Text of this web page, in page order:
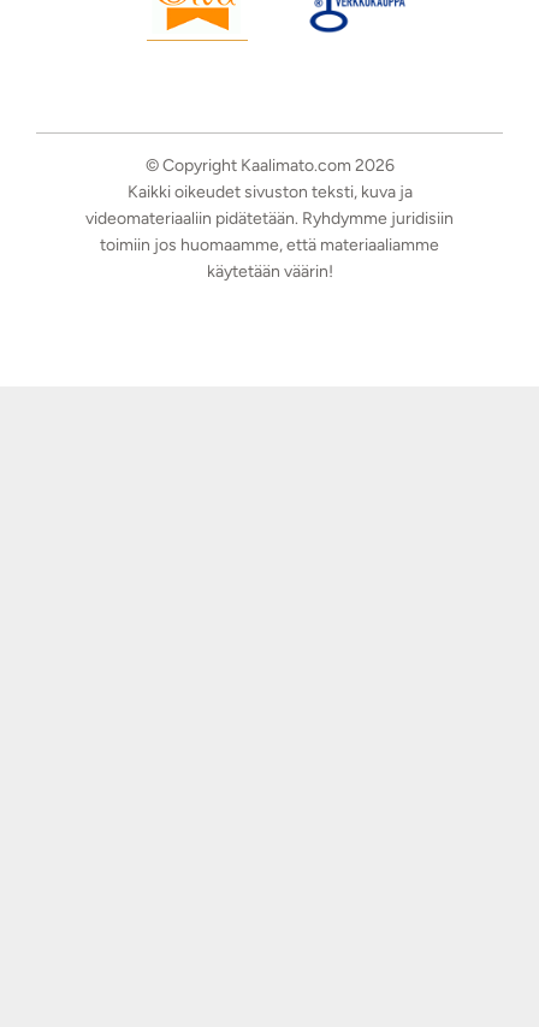
© Copyright Kaalimato.com 2026
Kaikki oikeudet sivuston teksti, kuva ja
videomateriaaliin pidätetään. Ryhdymme juridisiin
toimiin jos huomaamme, että materiaaliamme
käytetään väärin!